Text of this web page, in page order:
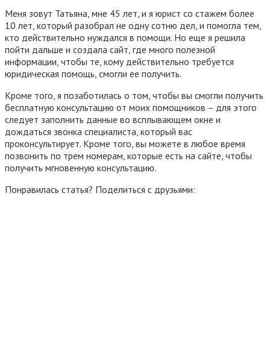
Меня зовут Татьяна, мне 45 лет, и я юрист со стажем более
10 лет, который разобрал не одну сотню дел, и помогла тем,
кто действительно нуждался в помощи. Но еще я решила
пойти дальше и создала сайт, где много полезной
информации, чтобы те, кому действительно требуется
юридическая помощь, смогли ее получить.
Кроме того, я позаботилась о том, чтобы вы смогли получить
бесплатную консультацию от моих помощников – для этого
следует заполнить данные во всплывающем окне и
дождаться звонка специалиста, который вас
проконсультирует. Кроме того, вы можете в любое время
позвонить по трем номерам, которые есть на сайте, чтобы
получить мгновенную консультацию.
Понравилась статья? Поделиться с друзьями: